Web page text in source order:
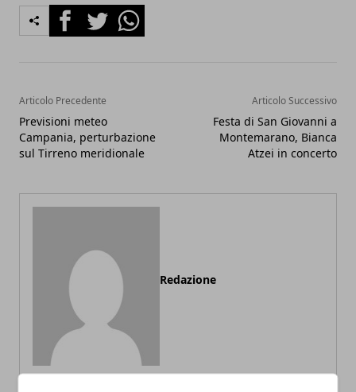
FacebookTwitterWhatsapp
Articolo Precedente
Previsioni meteo
Campania, perturbazione
sul Tirreno meridionale
Articolo Successivo
Festa di San Giovanni a
Montemarano, Bianca
Atzei in concerto
Redazione